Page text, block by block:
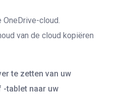
OneDrive-cloud.
van de cloud kopiëren
te zetten van uw
tablet naar uw